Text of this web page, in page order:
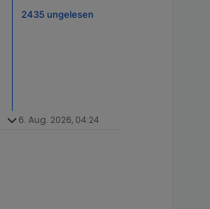
2435 ungelesen
6. Aug. 2026, 04:24